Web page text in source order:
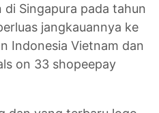
Singapura pada tahun
jangkauannya ke
Indonesia Vietnam dan
on 33 shopeepay